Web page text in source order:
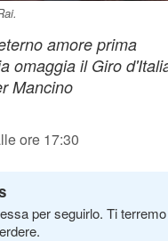
amore prima
omaggia il Giro
Mancino
ore 17:30
per seguirlo. Ti terremo